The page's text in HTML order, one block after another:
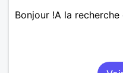
Bonjour !A la